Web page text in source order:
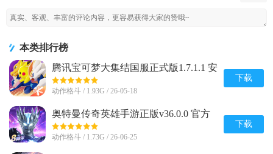
本类排行榜
腾讯宝可梦大集结国服正式版1.7.1.1 安
卓手机版
动作格斗 / 1.93G / 26-05-18
下载
奥特曼传奇英雄手游正版v36.0.0 官方
最新版
动作格斗 / 1.73G / 26-06-25
下载